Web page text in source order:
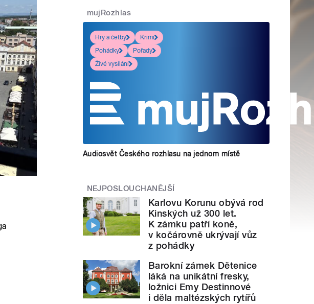
mujRozhlas
Hry a četby
Krimi
Pohádky
Pořady
Živé vysílání
Audiosvět Českého rozhlasu na jednom místě
NEJPOSLOUCHANĚJŠÍ
Karlovu Korunu obývá rod
Kinských už 300 let.
K zámku patří koně,
v kočárovně ukrývají vůz
z pohádky
Barokní zámek Dětenice
láká na unikátní fresky,
ložnici Emy Destinnové
i děla maltézských rytířů